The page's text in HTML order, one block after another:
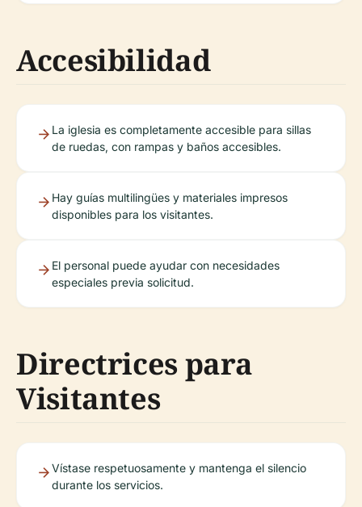
Accesibilidad
La iglesia es completamente accesible para sillas
de ruedas, con rampas y baños accesibles.
Hay guías multilingües y materiales impresos
disponibles para los visitantes.
El personal puede ayudar con necesidades
especiales previa solicitud.
Directrices para
Visitantes
Vístase respetuosamente y mantenga el silencio
durante los servicios.